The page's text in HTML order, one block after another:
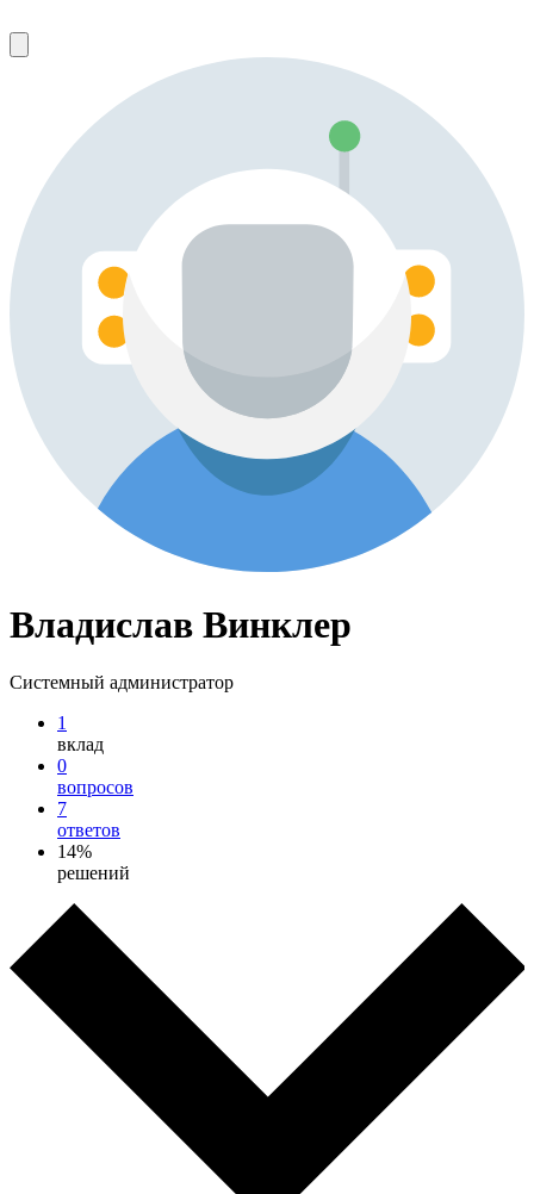
Владислав Винклер
Системный администратор
1
вклад
0
вопросов
7
ответов
14%
решений